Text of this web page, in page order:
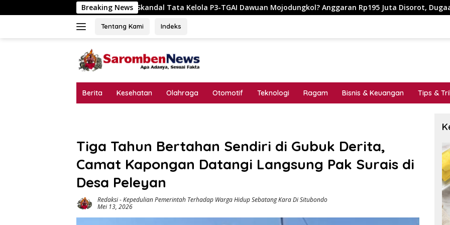
ke
Breaking News
Skandal Tata Kelola P3-TGAI Dawuan Mojodungkol? Anggaran Rp195 Juta Disorot, Dugaan Konflik Kepentingan hingga
Tentang Kami Indeks
Berita Kesehatan Olahraga Otomotif Teknologi Ragam Bisnis & Keuangan Tips &
Tiga Tahun Bertahan Sendiri di Gubuk Derita,
Camat Kapongan Datangi Langsung Pak Surais di
Desa Peleyan
Redaksi-Kepedulian Pemerintah Terhadap Warga Hidup Sebatang Kara Di Situbondo
Mei 13, 2026